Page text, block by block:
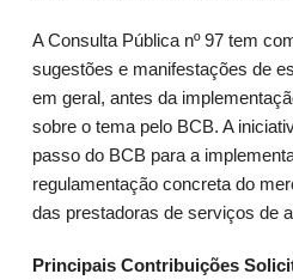
A Consulta Pública nº 97 tem
sugestões e manifestações de
em geral, antes da
sobre o tema pelo BCB. A
passo do BCB para a
regulamentação concreta do
das prestadoras de serviços de
Principais Contribuições